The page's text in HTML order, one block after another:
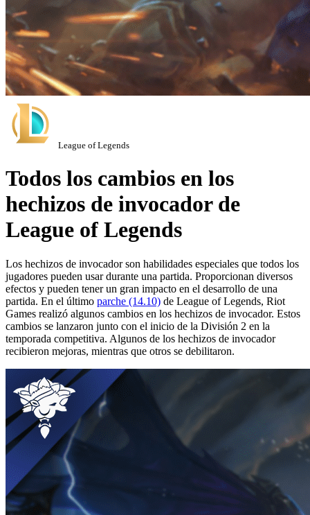
League of Legends
Todos los cambios en los
hechizos de invocador de
League of Legends
Los hechizos de invocador son habilidades especiales que todos los
jugadores pueden usar durante una partida. Proporcionan diversos
efectos y pueden tener un gran impacto en el desarrollo de una
partida. En el último parche (14.10) de League of Legends, Riot
Games realizó algunos cambios en los hechizos de invocador. Estos
cambios se lanzaron junto con el inicio de la División 2 en la
temporada competitiva. Algunos de los hechizos de invocador
recibieron mejoras, mientras que otros se debilitaron.